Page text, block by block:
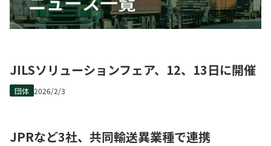
JILSソリューションフェア、12、13日に開催
団体 2026/2/3
JPRなど3社、共同輸送異業種で連携